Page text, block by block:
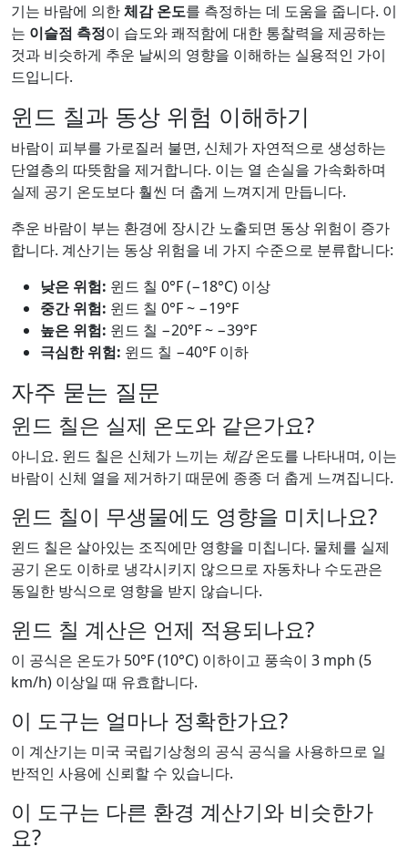
기는 바람에 의한체감 온도를 측정하는 데 도움을 줍니다. 이
는 이슬점 측정이 습도와 쾌적함에 대한 통찰력을 제공하는
것과 비슷하게 추운 날씨의 영향을 이해하는 실용적인 가이
드입니다.
윈드 칠과 동상 위험 이해하기
바람이 피부를 가로질러 불면, 신체가 자연적으로 생성하는
단열층의 따뜻함을 제거합니다. 이는 열 손실을 가속화하며
실제 공기 온도보다 훨씬 더 춥게 느껴지게 만듭니다.
추운 바람이 부는 환경에 장시간 노출되면 동상 위험이 증가
합니다. 계산기는 동상 위험을 네 가지 수준으로 분류합니다:
낮은 위험: 윈드 칠 0°F (−18°C) 이상
중간 위험: 윈드 칠 0°F ~ −19°F
높은 위험: 윈드 칠 −20°F ~ −39°F
극심한 위험: 윈드 칠 −40°F 이하
자주 묻는 질문
윈드 칠은 실제 온도와 같은가요?
아니요. 윈드 칠은 신체가 느끼는 체감온도를 나타내며, 이는
바람이 신체 열을 제거하기 때문에 종종 더 춥게 느껴집니다.
윈드 칠이 무생물에도 영향을 미치나요?
윈드 칠은 살아있는 조직에만 영향을 미칩니다. 물체를 실제
공기 온도 이하로 냉각시키지 않으므로 자동차나 수도관은
동일한 방식으로 영향을 받지 않습니다.
윈드 칠 계산은 언제 적용되나요?
이 공식은 온도가 50°F (10°C) 이하이고 풍속이 3 mph (5
km/h) 이상일 때 유효합니다.
이 도구는 얼마나 정확한가요?
이 계산기는 미국 국립기상청의 공식 공식을 사용하므로 일
반적인 사용에 신뢰할 수 있습니다.
이 도구는 다른 환경 계산기와 비슷한가
요?